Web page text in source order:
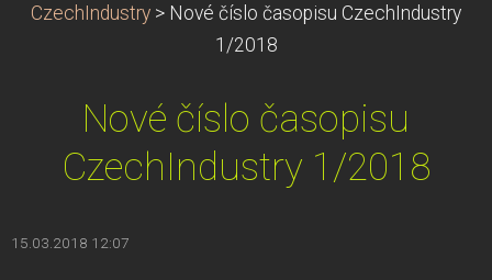
CzechIndustry > Nové číslo časopisu CzechIndustry
1/2018
Nové číslo časopisu
CzechIndustry 1/2018
15.03.2018 12:07